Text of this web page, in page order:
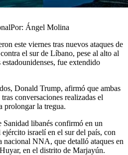
Por: Ángel Molina
este viernes tras nuevos ataques de
el sur de Líbano, pese al alto al
fue extendido
Donald Trump, afirmó que ambas
conversaciones realizadas el
prolongar la tregua.
libanés confirmó en un
israelí en el sur del país, con
nacional NNA, que detalló ataques en
en el distrito de Marjayún.